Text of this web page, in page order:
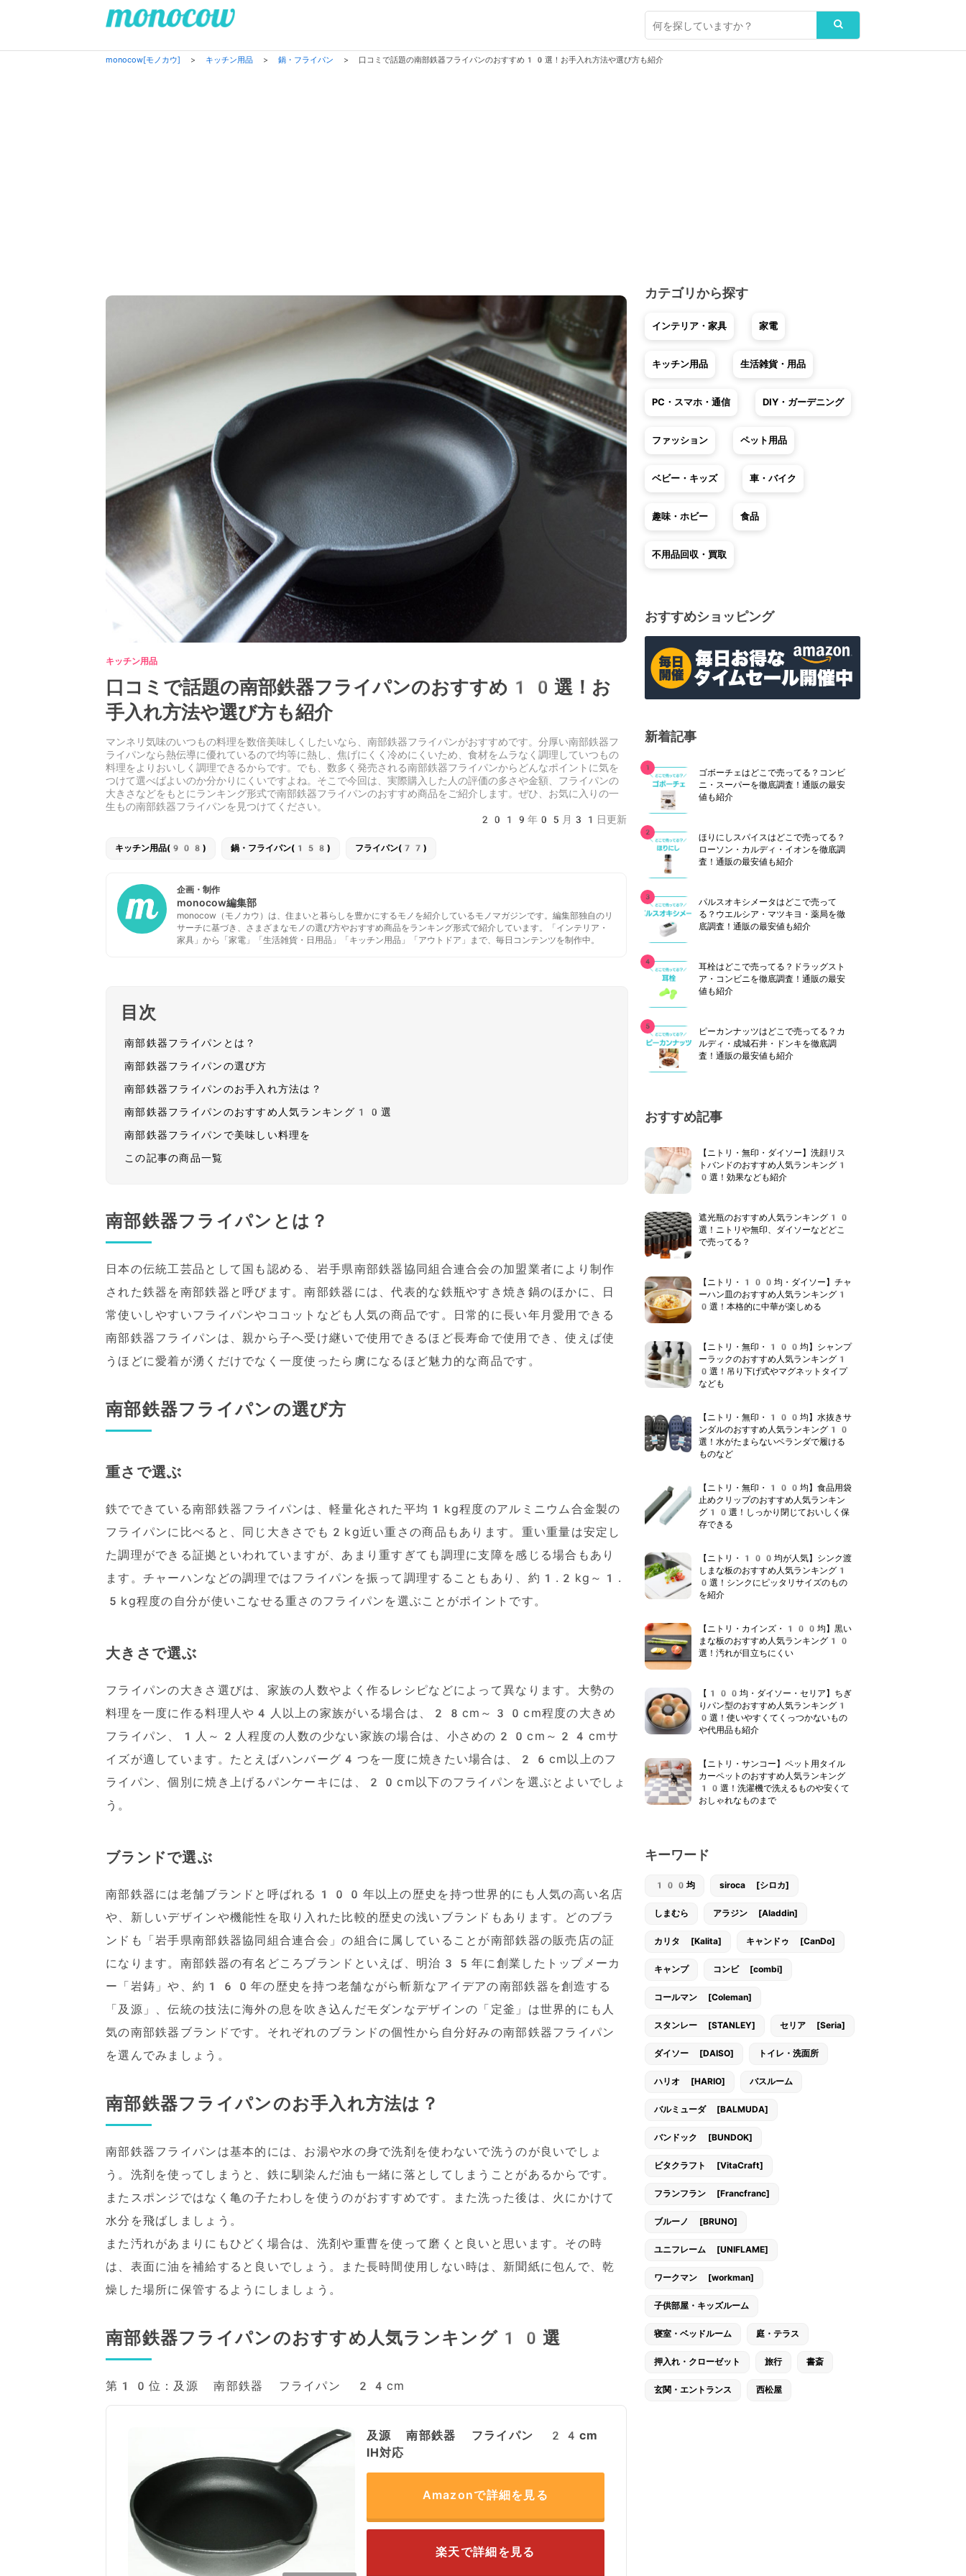
monocow[モノカウ] > キッチン用品 > 鍋・フライパン > 口コミで話題の南部鉄器フライパンのおすすめ10選！お手入れ方法や選び方も紹介
キッチン用品
口コミで話題の南部鉄器フライパンのおすすめ10選！お
手入れ方法や選び方も紹介
マンネリ気味のいつもの料理を数倍美味しくしたいなら、南部鉄器フライパンがおすすめです。分厚い南部鉄器フ
ライパンなら熱伝導に優れているので均等に熱し、焦げにくく冷めにくいため、食材をムラなく調理していつもの
料理をよりおいしく調理できるからです。でも、数多く発売される南部鉄器フライパンからどんなポイントに気を
つけて選べばよいのか分かりにくいですよね。そこで今回は、実際購入した人の評価の多さや金額、フライパンの
大きさなどをもとにランキング形式で南部鉄器フライパンのおすすめ商品をご紹介します。ぜひ、お気に入りの一
生もの南部鉄器フライパンを見つけてください。
2019年05月31日更新
キッチン用品(908) 鍋・フライパン(158) フライパン(77)
企画・制作
monocow編集部
monocow（モノカウ）は、住まいと暮らしを豊かにするモノを紹介しているモノマガジンです。編集部独自のリ
サーチに基づき、さまざまなモノの選び方やおすすめ商品をランキング形式で紹介しています。「インテリア・
家具」から「家電」「生活雑貨・日用品」「キッチン用品」「アウトドア」まで、毎日コンテンツを制作中。
目次
南部鉄器フライパンとは？
南部鉄器フライパンの選び方
南部鉄器フライパンのお手入れ方法は？
南部鉄器フライパンのおすすめ人気ランキング10選
南部鉄器フライパンで美味しい料理を
この記事の商品一覧
南部鉄器フライパンとは？
日本の伝統工芸品として国も認める、岩手県南部鉄器協同組合連合会の加盟業者により制作
された鉄器を南部鉄器と呼びます。南部鉄器には、代表的な鉄瓶やすき焼き鍋のほかに、日
常使いしやすいフライパンやココットなども人気の商品です。日常的に長い年月愛用できる
南部鉄器フライパンは、親から子へ受け継いで使用できるほど長寿命で使用でき、使えば使
うほどに愛着が湧くだけでなく一度使ったら虜になるほど魅力的な商品です。
南部鉄器フライパンの選び方
重さで選ぶ
鉄でできている南部鉄器フライパンは、軽量化された平均1kg程度のアルミニウム合金製の
フライパンに比べると、同じ大きさでも2kg近い重さの商品もあります。重い重量は安定し
た調理ができる証拠といわれていますが、あまり重すぎても調理に支障を感じる場合もあり
ます。チャーハンなどの調理ではフライパンを振って調理することもあり、約1.2kg～1.
5kg程度の自分が使いこなせる重さのフライパンを選ぶことがポイントです。
大きさで選ぶ
フライパンの大きさ選びは、家族の人数やよく作るレシピなどによって異なります。大勢の
料理を一度に作る料理人や4人以上の家族がいる場合は、28cm～30cm程度の大きめ
フライパン、1人～2人程度の人数の少ない家族の場合は、小さめの20cm～24cmサ
イズが適しています。たとえばハンバーグ4つを一度に焼きたい場合は、26cm以上のフ
ライパン、個別に焼き上げるパンケーキには、20cm以下のフライパンを選ぶとよいでしょ
う。
ブランドで選ぶ
南部鉄器には老舗ブランドと呼ばれる100年以上の歴史を持つ世界的にも人気の高い名店
や、新しいデザインや機能性を取り入れた比較的歴史の浅いブランドもあります。どのブラ
ンドも「岩手県南部鉄器協同組合連合会」の組合に属していることが南部鉄器の販売店の証
になります。南部鉄器の有名どころブランドといえば、明治35年に創業したトップメーカ
ー「岩鋳」や、約160年の歴史を持つ老舗ながら斬新なアイデアの南部鉄器を創造する
「及源」、伝統の技法に海外の息を吹き込んだモダンなデザインの「定釜」は世界的にも人
気の南部鉄器ブランドです。それぞれのブランドの個性から自分好みの南部鉄器フライパン
を選んでみましょう。
南部鉄器フライパンのお手入れ方法は？
南部鉄器フライパンは基本的には、お湯や水の身で洗剤を使わないで洗うのが良いでしょ
う。洗剤を使ってしまうと、鉄に馴染んだ油も一緒に落としてしまうことがあるからです。
またスポンジではなく亀の子たわしを使うのがおすすめです。また洗った後は、火にかけて
水分を飛ばしましょう。
また汚れがあまりにもひどく場合は、洗剤や重曹を使って磨くと良いと思います。その時
は、表面に油を補給すると良いでしょう。また長時間使用しない時は、新聞紙に包んで、乾
燥した場所に保管するようにしましょう。
南部鉄器フライパンのおすすめ人気ランキング10選
第10位：及源 南部鉄器 フライパン 24cm
及源 南部鉄器 フライパン 24cm
IH対応
Amazonで詳細を見る
楽天で詳細を見る
カテゴリから探す
インテリア・家具 家電
キッチン用品 生活雑貨・用品
PC・スマホ・通信 DIY・ガーデニング
ファッション ペット用品
ベビー・キッズ 車・バイク
趣味・ホビー 食品
不用品回収・買取
おすすめショッピング
新着記事
ゴボーチェはどこで売ってる？コンビ
ニ・スーパーを徹底調査！通販の最安
値も紹介
ほりにしスパイスはどこで売ってる？
ローソン・カルディ・イオンを徹底調
査！通販の最安値も紹介
パルスオキシメータはどこで売って
る？ウエルシア・マツキヨ・薬局を徹
底調査！通販の最安値も紹介
耳栓はどこで売ってる？ドラッグスト
ア・コンビニを徹底調査！通販の最安
値も紹介
ピーカンナッツはどこで売ってる？カ
ルディ・成城石井・ドンキを徹底調
査！通販の最安値も紹介
おすすめ記事
【ニトリ・無印・ダイソー】洗顔リス
トバンドのおすすめ人気ランキング1
0選！効果なども紹介
遮光瓶のおすすめ人気ランキング10
選！ニトリや無印、ダイソーなどどこ
で売ってる？
【ニトリ・100均・ダイソー】チャ
ーハン皿のおすすめ人気ランキング1
0選！本格的に中華が楽しめる
【ニトリ・無印・100均】シャンプ
ーラックのおすすめ人気ランキング1
0選！吊り下げ式やマグネットタイプ
なども
【ニトリ・無印・100均】水抜きサ
ンダルのおすすめ人気ランキング10
選！水がたまらないベランダで履ける
ものなど
【ニトリ・無印・100均】食品用袋
止めクリップのおすすめ人気ランキン
グ10選！しっかり閉じておいしく保
存できる
【ニトリ・100均が人気】シンク渡
しまな板のおすすめ人気ランキング1
0選！シンクにピッタリサイズのもの
を紹介
【ニトリ・カインズ・100均】黒い
まな板のおすすめ人気ランキング10
選！汚れが目立ちにくい
【100均・ダイソー・セリア】ちぎ
りパン型のおすすめ人気ランキング1
0選！使いやすくてくっつかないもの
や代用品も紹介
【ニトリ・サンコー】ペット用タイル
カーペットのおすすめ人気ランキング
10選！洗濯機で洗えるものや安くて
おしゃれなものまで
キーワード
100均 siroca [シロカ]
しまむら アラジン [Aladdin]
カリタ [Kalita] キャンドゥ [CanDo]
キャンプ コンビ [combi]
コールマン [Coleman]
スタンレー [STANLEY] セリア [Seria]
ダイソー [DAISO] トイレ・洗面所
ハリオ [HARIO] バスルーム
バルミューダ [BALMUDA]
バンドック [BUNDOK]
ビタクラフト [VitaCraft]
フランフラン [Francfranc]
ブルーノ [BRUNO]
ユニフレーム [UNIFLAME]
ワークマン [workman]
子供部屋・キッズルーム
寝室・ベッドルーム 庭・テラス
押入れ・クローゼット 旅行 書斎
玄関・エントランス 西松屋